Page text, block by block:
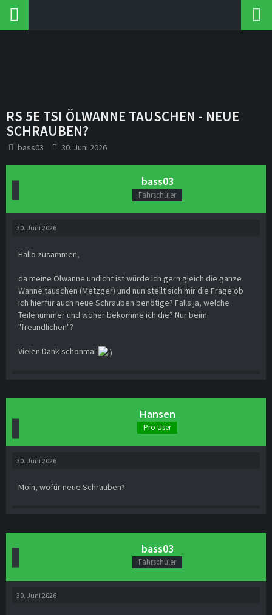
RS 5E TSI ÖLWANNE TAUSCHEN - NEUE
SCHRAUBEN?
bass03 30. Juni 2026
bass03
Fahrschüler
30. Juni 2026
Hallo zusammen,
da meine Ölwanne undicht ist würde ich gern gleich die ganze
Wanne tauschen (Metzger) und nun stellt sich mir die Frage ob
ich hierfür auch neue Schrauben benötige? Falls ja, welche
Teilenummer und woher bekomme ich die? Nur beim
"freundlichen"?
Vielen Dank schonmal
Hansen
Pro User
30. Juni 2026
Moin, wofür neue Schrauben?
bass03
Fahrschüler
30. Juni 2026